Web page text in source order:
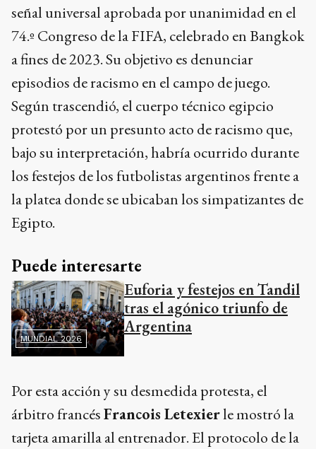
señal universal aprobada por unanimidad en el
74.º Congreso de la FIFA, celebrado en Bangkok
a fines de 2023. Su objetivo es denunciar
episodios de racismo en el campo de juego.
Según trascendió, el cuerpo técnico egipcio
protestó por un presunto acto de racismo que,
bajo su interpretación, habría ocurrido durante
los festejos de los futbolistas argentinos frente a
la platea donde se ubicaban los simpatizantes de
Egipto.
Puede interesarte
MUNDIAL 2026
Euforia y festejos en Tandil
tras el agónico triunfo de
Argentina
Por esta acción y su desmedida protesta, el
árbitro francésFrancois Letexierle mostró la
tarjeta amarilla al entrenador. El protocolo de la